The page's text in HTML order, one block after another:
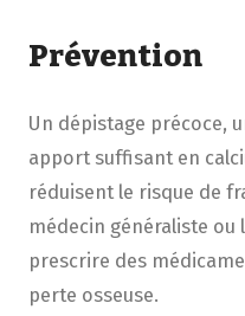
Prévention
Un dépistage précoce,
apport suffisant en
réduisent le risque de
médecin généraliste
prescrire des
perte osseuse.